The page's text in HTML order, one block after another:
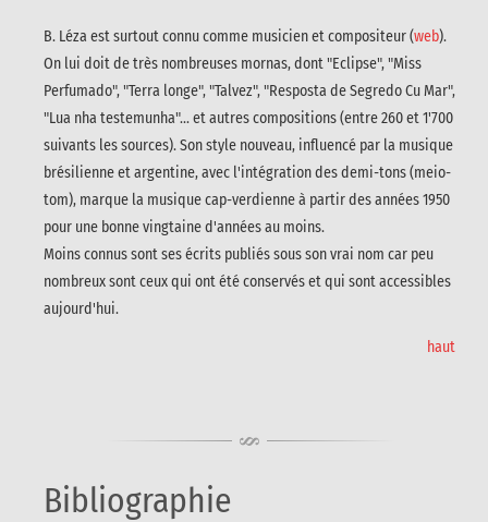
B. Léza est surtout connu comme musicien et compositeur (web).
On lui doit de très nombreuses mornas, dont "Eclipse", "Miss
Perfumado", "Terra longe", "Talvez", "Resposta de Segredo Cu Mar",
"Lua nha testemunha"... et autres compositions (entre 260 et 1'700
suivants les sources). Son style nouveau, influencé par la musique
brésilienne et argentine, avec l'intégration des demi-tons (meio-
tom), marque la musique cap-verdienne à partir des années 1950
pour une bonne vingtaine d'années au moins.
Moins connus sont ses écrits publiés sous son vrai nom car peu
nombreux sont ceux qui ont été conservés et qui sont accessibles
aujourd'hui.
haut
Bibliographie